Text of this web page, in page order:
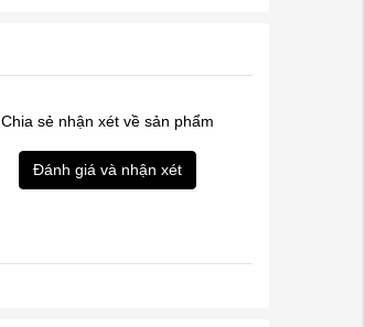
Chia sẻ nhận xét về sản phẩm
Đánh giá và nhận xét